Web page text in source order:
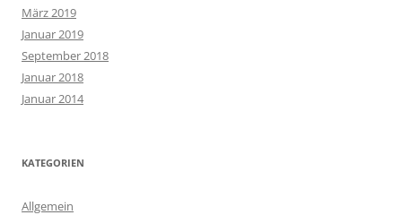
März 2019
Januar 2019
September 2018
Januar 2018
Januar 2014
KATEGORIEN
Allgemein